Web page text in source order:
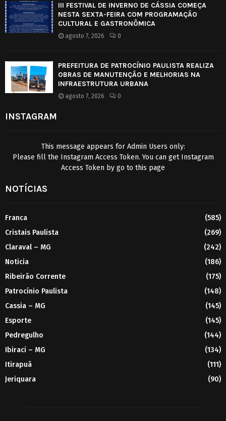
III FESTIVAL DE INVERNO DE CÁSSIA COMEÇA
NESTA SEXTA-FEIRA COM PROGRAMAÇÃO
CULTURAL E GASTRONÔMICA
agosto 7, 2026 0
PREFEITURA DE PATROCÍNIO PAULISTA REALIZA
OBRAS DE MANUTENÇÃO E MELHORIAS NA
INFRAESTRUTURA URBANA
agosto 7, 2026 0
INSTAGRAM
This message appears for Admin Users only:
Please fill the Instagram Access Token. You can get Instagram
Access Token by go to this page
NOTÍCIAS
Franca
(585)
Cristais Paulista
(269)
Claraval – MG
(242)
Noticia
(186)
Ribeirão Corrente
(175)
Patrocínio Paulista
(148)
Cassia – MG
(145)
Esporte
(145)
Pedregulho
(144)
Ibiraci – MG
(134)
Itirapuã
(111)
Jeriquara
(90)